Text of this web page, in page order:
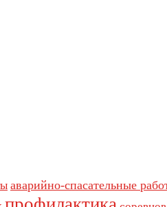
аварийно-спасательные